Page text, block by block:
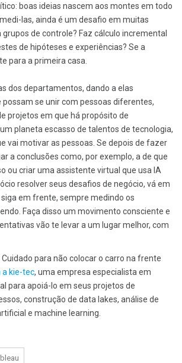
boas ideias nascem aos montes em todo
las, ainda é um desafio em muitas
de controle? Faz cálculo incremental
de hipóteses e experiências? Se a
para a primeira casa.
dos departamentos, dando a elas
se unir com pessoas diferentes,
projetos em que há propósito de
planeta escasso de talentos de tecnologia,
vai motivar as pessoas. Se depois de fazer
a conclusões como, por exemplo, a de que
ou criar uma assistente virtual que usa IA
resolver seus desafios de negócio, vá em
em frente, sempre medindo os
Faça disso um movimento consciente e
vão te levar a um lugar melhor, com
Cuidado para não colocar o carro na frente
a kie-tec, uma empresa especialista em
para apoiá-lo em seus projetos de
construção de data lakes, análise de
e machine learning.